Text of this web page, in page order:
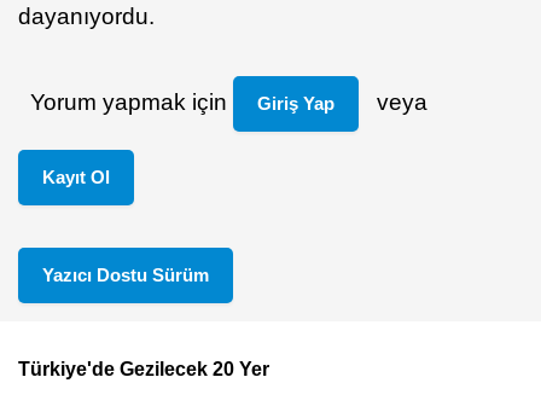
dayanıyordu.
Yorum yapmak için Giriş Yap veya
Kayıt Ol
Yazıcı Dostu Sürüm
Footer
Türkiye'de Gezilecek 20 Yer